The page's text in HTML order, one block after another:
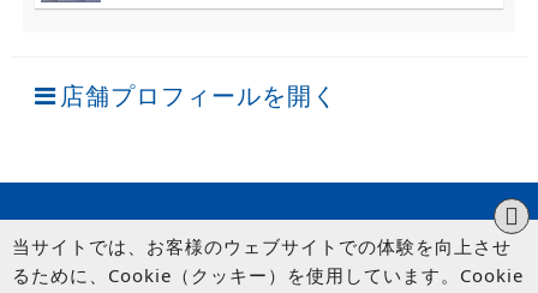
店舗プロフィールを開く
当サイトでは、お客様のウェブサイトでの体験を向上させ
るために、Cookie（クッキー）を使用しています。Cookie